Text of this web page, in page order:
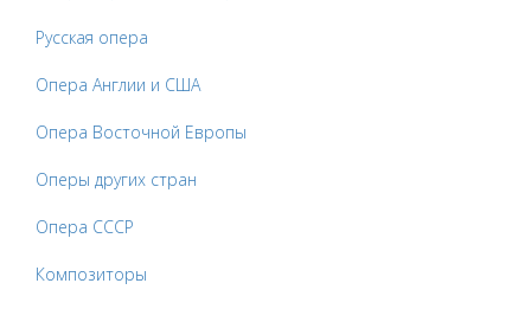
Русская опера
Опера Англии и США
Опера Восточной Европы
Оперы других стран
Опера СССР
Композиторы